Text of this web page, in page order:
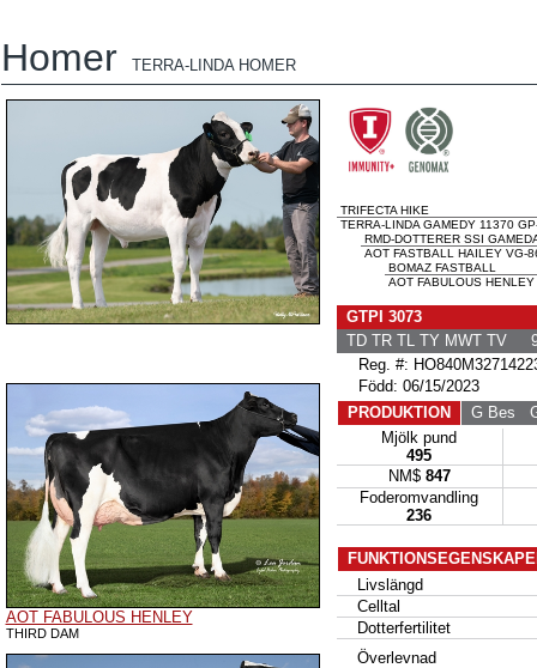
Homer TERRA-LINDA HOMER
AOT FABULOUS HENLEY
THIRD DAM
TRIFECTA HIKE
TERRA-LINDA GAMEDY 11370
RMD-DOTTERER SSI
AOT FASTBALL HAILEY VG-
BOMAZ FASTBALL
AOT FABULOUS
GTPI 3073
TD TR TL TY MWT TV
Reg. #:
Född: 06/15/2023
PRODUKTION
G Bes
Mjölk pund
495
NM$ 847
Foderomvandling
236
Livslängd
Celltal
Dotterfertilitet
Överlevnad